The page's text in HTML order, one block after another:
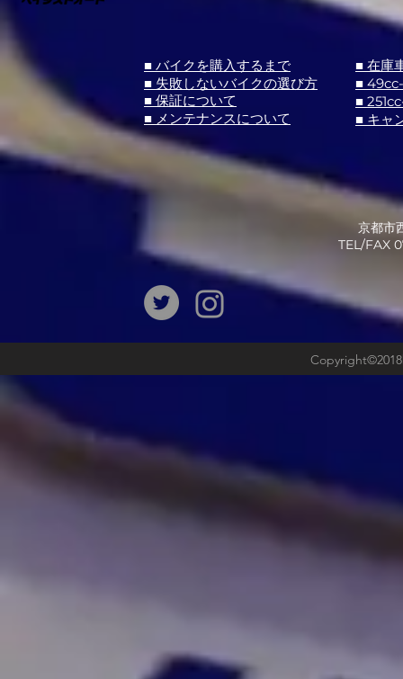
■ バイクを購入するまで
■ 失敗しないバイクの選び方
■ 保証について
■ メンテナンスについて
■ 在庫
■
■
■ キャ
京都市
​TEL/FAX